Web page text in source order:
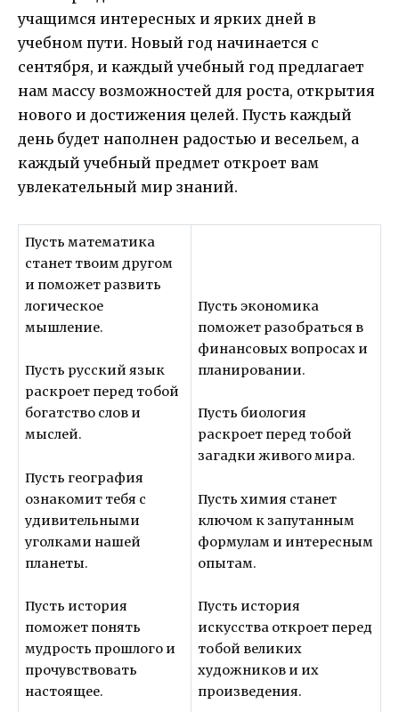
учащимся интересных и ярких дней в
учебном пути. Новый год начинается с
сентября, и каждый учебный год предлагает
нам массу возможностей для роста, открытия
нового и достижения целей. Пусть каждый
день будет наполнен радостью и весельем, а
каждый учебный предмет откроет вам
увлекательный мир знаний.
Пусть математика
станет твоим другом
и поможет развить
логическое
мышление.
Пусть русский язык
раскроет перед тобой
богатство слов и
мыслей.
Пусть география
ознакомит тебя с
удивительными
уголками нашей
планеты.
Пусть история
поможет понять
мудрость прошлого и
прочувствовать
настоящее.
Пусть экономика
поможет разобраться в
финансовых вопросах и
планировании.
Пусть биология
раскроет перед тобой
загадки живого мира.
Пусть химия станет
ключом к запутанным
формулам и интересным
опытам.
Пусть история
искусства откроет перед
тобой великих
художников и их
произведения.